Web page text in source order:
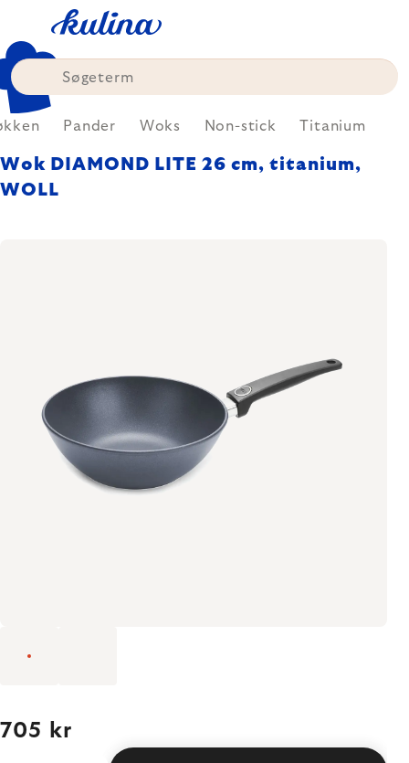
content
Pander Woks Non-stick Titanium
Wok DIAMOND LITE 26 cm, titanium,
WOLL
705 kr